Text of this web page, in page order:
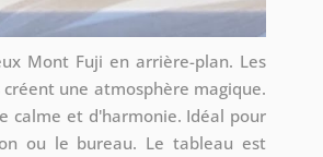
Mont Fuji en arrière-plan. Les
une atmosphère magique.
calme et d'harmonie. Idéal pour
ou le bureau. Le tableau est